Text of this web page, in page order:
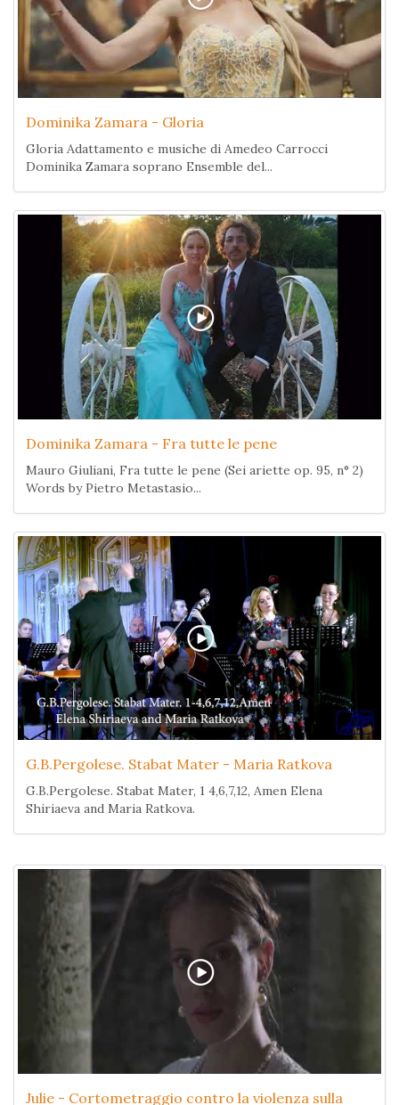
Dominika Zamara - Gloria
Gloria Adattamento e musiche di Amedeo Carrocci
Dominika Zamara soprano Ensemble del...
Dominika Zamara - Fra tutte le pene
Mauro Giuliani, Fra tutte le pene (Sei ariette op. 95, n° 2)
Words by Pietro Metastasio...
G.B.Pergolese. Stabat Mater - Maria Ratkova
G.B.Pergolese. Stabat Mater, 1 4,6,7,12, Amen Elena
Shiriaeva and Maria Ratkova.
Julie - Cortometraggio contro la violenza sulla